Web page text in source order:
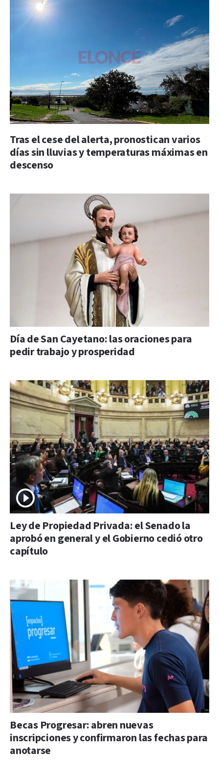
Tras el cese del alerta, pronostican varios
días sin lluvias y temperaturas máximas en
descenso
Día de San Cayetano: las oraciones para
pedir trabajo y prosperidad
Ley de Propiedad Privada: el Senado la
aprobó en general y el Gobierno cedió otro
capítulo
Becas Progresar: abren nuevas
inscripciones y confirmaron las fechas para
anotarse